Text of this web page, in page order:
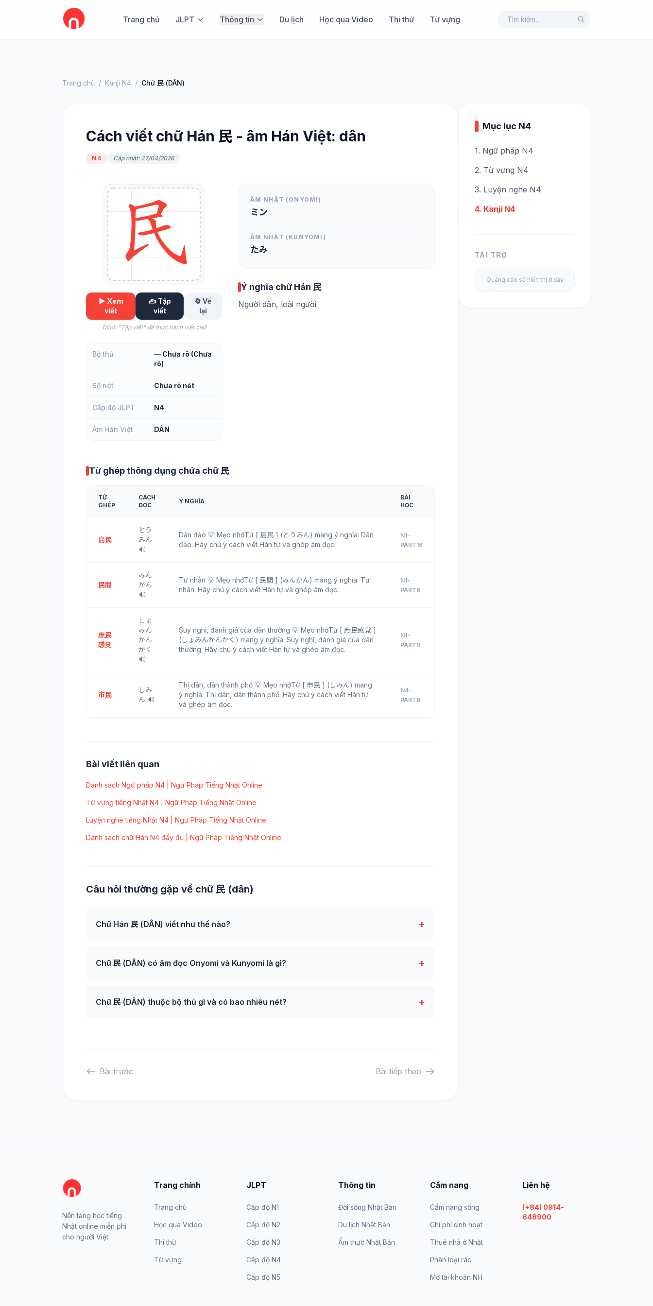
Trang chủ JLPT Thông tin Du lịch Học qua Video Thi thử Từ vựng
Trang chủ / Kanji N4 / Chữ 民 (DÂN)
Cách viết chữ Hán 民 - âm Hán Việt: dân
N4 Cập nhật: 27/04/2026
▶️ Xem
viết
✍️ Tập
viết
🔄 Vẽ
lại
Click "Tập viết" để thực hành viết chữ
Bộ thủ
— Chưa rõ (Chưa
rõ)
Số nét Chưa rõ nét
Cấp độ JLPT N4
Âm Hán Việt DÂN
ÂM NHẬT (ONYOMI)
ミン
ÂM NHẬT (KUNYOMI)
たみ
Ý nghĩa chữ Hán 民
Người dân, loài người
Từ ghép thông dụng chứa chữ 民
TỪ
GHÉP
CÁCH
ĐỌC
Ý NGHĨA
BÀI
HỌC
島民
とう
みん
🔊
Dân đảo 💡 Mẹo nhớTừ [ 島民 ] (とうみん) mang ý nghĩa: Dân
đảo. Hãy chú ý cách viết Hán tự và ghép âm đọc.
N1-
PART16
民間
みん
かん
🔊
Tư nhân 💡 Mẹo nhớTừ [ 民間 ] (みんかん) mang ý nghĩa: Tư
nhân. Hãy chú ý cách viết Hán tự và ghép âm đọc.
N1-
PART6
庶民
感覚
しょ
みん
かん
かく
🔊
Suy nghĩ, đánh giá của dân thường 💡 Mẹo nhớTừ [ 庶民感覚 ]
(しょみんかんかく) mang ý nghĩa: Suy nghĩ, đánh giá của dân
thường. Hãy chú ý cách viết Hán tự và ghép âm đọc.
N1-
PART9
市民
しみ
ん 🔊
Thị dân, dân thành phố 💡 Mẹo nhớTừ [ 市民 ] (しみん) mang
ý nghĩa: Thị dân, dân thành phố. Hãy chú ý cách viết Hán tự
và ghép âm đọc.
N4-
PART8
Bài viết liên quan
Danh sách Ngữ pháp N4 | Ngữ Pháp Tiếng Nhật Online
Từ vựng tiếng Nhật N4 | Ngữ Pháp Tiếng Nhật Online
Luyện nghe tiếng Nhật N4 | Ngữ Pháp Tiếng Nhật Online
Danh sách chữ Hán N4 đầy đủ | Ngữ Pháp Tiếng Nhật Online
Câu hỏi thường gặp về chữ 民 (dân)
Chữ Hán 民 (DÂN) viết như thế nào? +
Chữ 民 (DÂN) có âm đọc Onyomi và Kunyomi là gì? +
Chữ 民 (DÂN) thuộc bộ thủ gì và có bao nhiêu nét? +
Bài trước Bài tiếp theo
Mục lục N4
1. Ngữ pháp N4
2. Từ vựng N4
3. Luyện nghe N4
4. Kanji N4
TÀI TRỢ
Quảng cáo sẽ hiển thị ở đây
Nền tảng học tiếng
Nhật online miễn phí
cho người Việt.
Trang chính
Trang chủ
Học qua Video
Thi thử
Từ vựng
JLPT
Cấp độ N1
Cấp độ N2
Cấp độ N3
Cấp độ N4
Cấp độ N5
Thông tin
Đời sống Nhật Bản
Du lịch Nhật Bản
Ẩm thực Nhật Bản
Cẩm nang
Cẩm nang sống
Chi phí sinh hoạt
Thuê nhà ở Nhật
Phân loại rác
Mở tài khoản NH
Liên hệ
(+84) 0914-
648900